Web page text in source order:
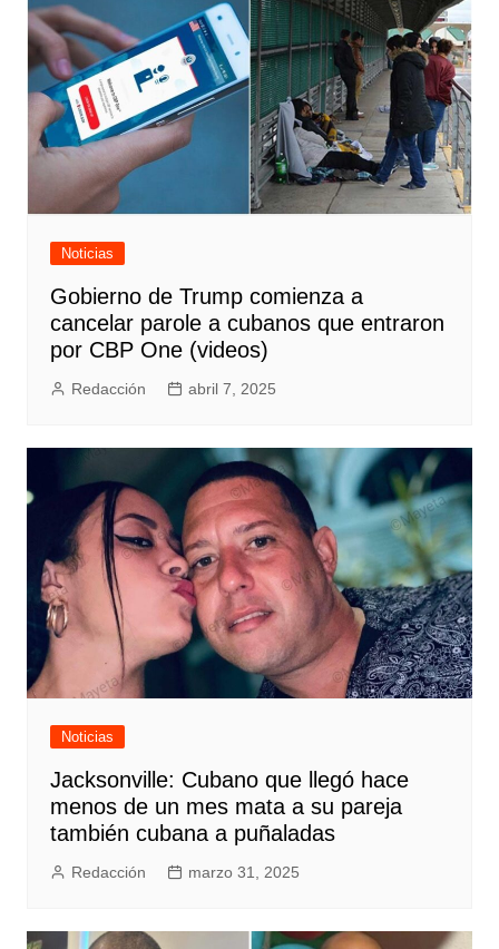
Noticias
Gobierno de Trump comienza a
cancelar parole a cubanos que entraron
por CBP One (videos)
Redacción abril 7, 2025
Noticias
Jacksonville: Cubano que llegó hace
menos de un mes mata a su pareja
también cubana a puñaladas
Redacción marzo 31, 2025